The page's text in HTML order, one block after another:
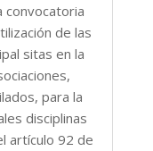
convocatoria
de las
sitas en la
para la
disciplinas
artículo 92 de